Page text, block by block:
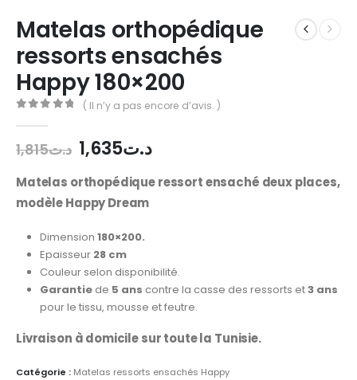
Matelas orthopédique
ressorts ensachés
Happy 180×200
( Il n’y a pas encore d’avis. )
د.ت1,815 د.ت1,635
Matelas orthopédique ressort ensaché deux places,
modèle Happy Dream
Dimension 180×200.
Epaisseur 28 cm
Couleur selon disponibilité.
Garantiede 5 ans contre la casse des ressorts et3 ans
pour le tissu, mousse et feutre.
Livraison à domicile sur toute la Tunisie.
Catégorie : Matelas ressorts ensachés Happy